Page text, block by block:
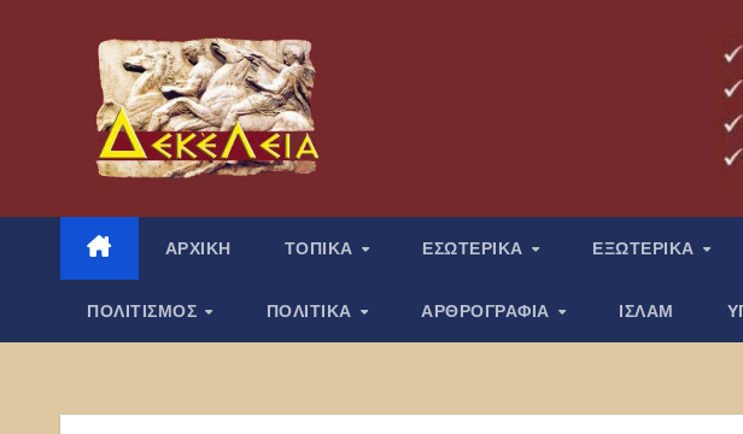
περιεχόμενο
ΑΡΧΙΚΗ ΤΟΠΙΚΑ ΕΣΩΤΕΡΙΚΑ ΕΞΩΤΕΡΙΚΑ
ΠΟΛΙΤΙΣΜΟΣ ΠΟΛΙΤΙΚΑ ΑΡΘΡΟΓΡΑΦΙΑ ΙΣΛΑΜ